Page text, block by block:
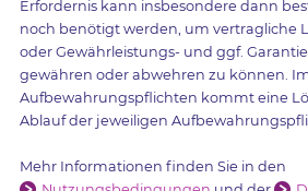
Erfordernis kann insbesondere dann
noch benötigt werden, um vertragliche
oder Gewährleistungs- und ggf.
gewähren oder abwehren zu können.
Aufbewahrungspflichten kommt eine
Ablauf der jeweiligen
Mehr Informationen finden Sie in den